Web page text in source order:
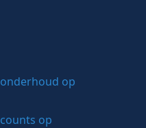
op
op